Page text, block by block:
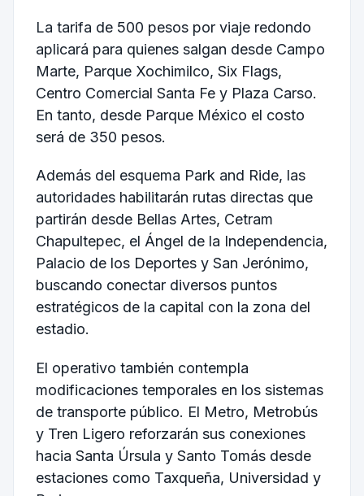
La tarifa de 500 pesos por viaje redondo
aplicará para quienes salgan desde Campo
Marte, Parque Xochimilco, Six Flags,
Centro Comercial Santa Fe y Plaza Carso.
En tanto, desde Parque México el costo
será de 350 pesos.
Además del esquema Park and Ride, las
autoridades habilitarán rutas directas que
partirán desde Bellas Artes, Cetram
Chapultepec, el Ángel de la Independencia,
Palacio de los Deportes y San Jerónimo,
buscando conectar diversos puntos
estratégicos de la capital con la zona del
estadio.
El operativo también contempla
modificaciones temporales en los sistemas
de transporte público. El Metro, Metrobús
y Tren Ligero reforzarán sus conexiones
hacia Santa Úrsula y Santo Tomás desde
estaciones como Taxqueña, Universidad y